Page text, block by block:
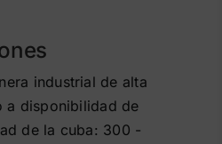
industrial de alta
a disponibilidad de
de la cuba: 300 -